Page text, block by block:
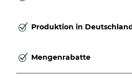
Produktion in
Mengenrabatte